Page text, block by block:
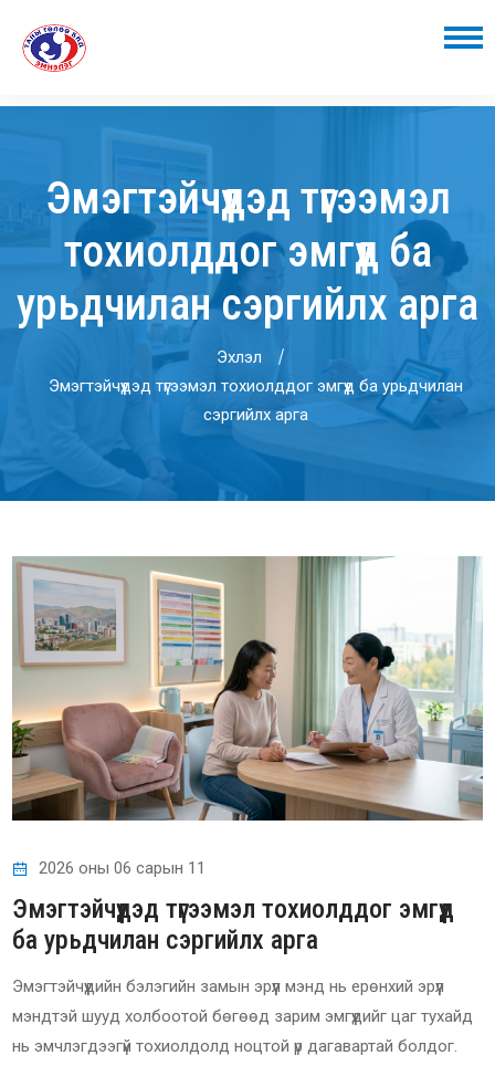
Эмэгтэйчүүдэд түгээмэл
тохиолддог эмгүүд ба
урьдчилан сэргийлх арга
Эхлэл
Эмэгтэйчүүдэд түгээмэл тохиолддог эмгүүд ба урьдчилан
сэргийлх арга
2026 оны 06 сарын 11
Эмэгтэйчүүдэд түгээмэл тохиолддог эмгүүд
ба урьдчилан сэргийлх арга
Эмэгтэйчүүдийн бэлэгийн замын эрүүл мэнд нь ерөнхий эрүүл
мэндтэй шууд холбоотой бөгөөд зарим эмгүүдийг цаг тухайд
нь эмчлэгдээгүй тохиолдолд ноцтой үр дагавартай болдог.